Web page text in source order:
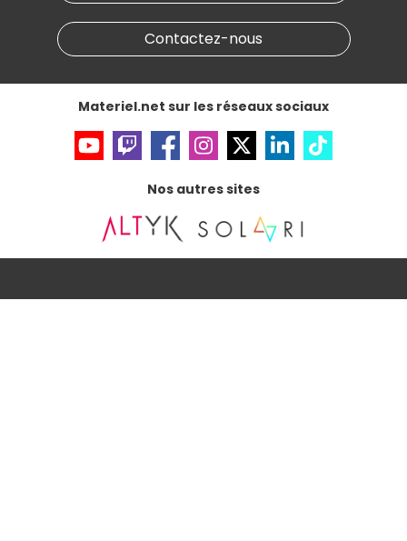
Partenariat & Sponsoring
Informations légales
Données personnellesetcookies
Accessibilité : non conforme
Contactez-nous
Materiel.net sur les réseaux sociaux
Nos autres sites